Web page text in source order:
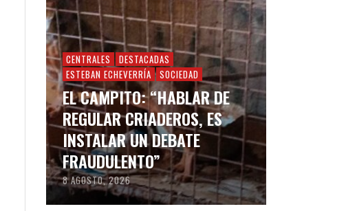
CENTRALES
DESTACADAS
ESTEBAN ECHEVERRÍA
SOCIEDAD
EL CAMPITO: “HABLAR DE
REGULAR CRIADEROS, ES
INSTALAR UN DEBATE
FRAUDULENTO”
8 AGOSTO, 2026